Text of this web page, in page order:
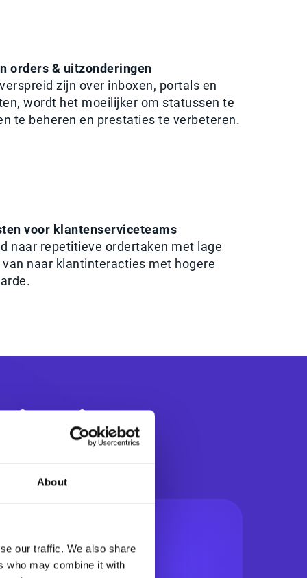
About
our traffic. We also share
who may combine it with
orders & uitzonderingen
zijn over inboxen, portals en
wordt het moeilijker om statussen te
te beheren en prestaties te verbeteren.
voor klantenserviceteams
naar repetitieve ordertaken met lage
naar klantinteracties met hogere